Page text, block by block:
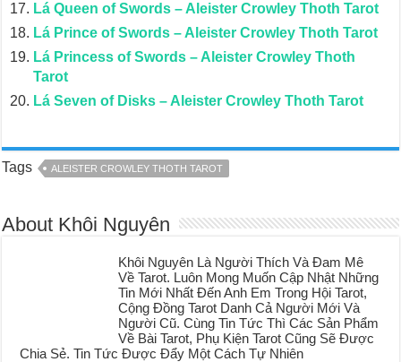
Lá Queen of Swords – Aleister Crowley Thoth Tarot
Lá Prince of Swords – Aleister Crowley Thoth Tarot
Lá Princess of Swords – Aleister Crowley Thoth
Tarot
Lá Seven of Disks – Aleister Crowley Thoth Tarot
Tags ALEISTER CROWLEY THOTH TAROT
About Khôi Nguyên
Khôi Nguyên Là Người Thích Và Đam Mê
Về Tarot. Luôn Mong Muốn Cập Nhật Những
Tin Mới Nhất Đến Anh Em Trong Hội Tarot,
Cộng Đồng Tarot Danh Cả Người Mới Và
Người Cũ. Cùng Tin Tức Thì Các Sản Phẩm
Về Bài Tarot, Phụ Kiện Tarot Cũng Sẽ Được
Chia Sẻ. Tin Tức Được Đẩy Một Cách Tự Nhiên